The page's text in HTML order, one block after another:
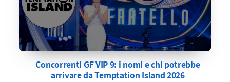
Concorrenti GF VIP 9: i nomi e chi potrebbe
arrivare da Temptation Island 2026